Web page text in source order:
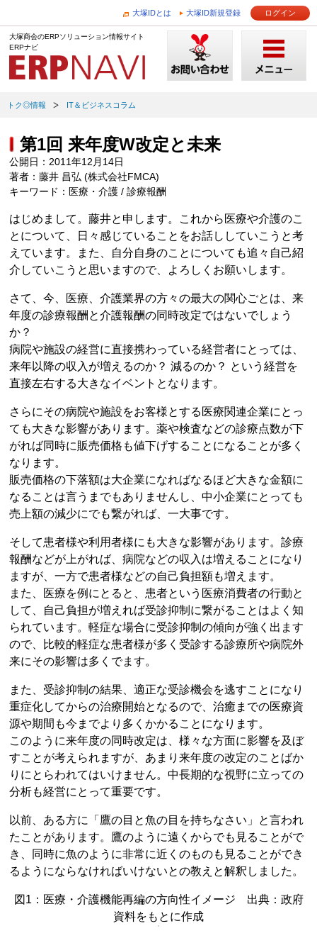
大塚IDとは 大塚ID新規登録 ログイン
大塚商会のERPソリューション情報サイト
ERPナビ
トク◎情報 IT＆ビジネスコラム
第1回 来年度W改定と未来
公開日：2011年12月14日
著者：藤井 昌弘 (株式会社FMCA)
キーワード：医療・介護 / 診療報酬
はじめまして。藤井と申します。これから医療や介護のこ
とについて、日々感じていることをお話ししていこうと考
えています。また、自分自身のことについても追々自己紹
介していこうと思いますので、よろしくお願いします。
さて、今、医療、介護業界の方々の最大の関心ごとは、来
年度の診療報酬と介護報酬の同時改定ではないでしょう
か？
病院や施設の経営に直接携わっている経営者にとっては、
来年以降の収入が増えるのか？ 減るのか？ という経営を
直接左右する大きなイベントとなります。
さらにその病院や施設をお客様とする医療関連企業にとっ
ても大きな影響があります。薬や検査などの診療点数が下
がれば同時に販売価格も値下げすることになることが多く
なります。
販売価格の下落額は大企業になればなるほど大きな金額に
なることは言うまでもありませんし、中小企業にとっても
売上額の減少にでも繋がれば、一大事です。
そして患者様や利用者様にも大きな影響があります。診療
報酬などが上がれば、病院などの収入は増えることになり
ますが、一方で患者様などの自己負担額も増えます。
また、医療を例にとると、患者という医療消費者の行動と
して、自己負担が増えれば受診抑制に繋がることはよく知
られています。軽症な場合に受診抑制の傾向が強く出ます
ので、比較的軽症な患者様が多く受診する診療所や病院外
来にその影響は多くでます。
また、受診抑制の結果、適正な受診機会を逃すことになり
重症化してからの治療開始となるので、治癒までの医療資
源や期間も今までより多くかかることになります。
このように来年度の同時改定は、様々な方面に影響を及ぼ
すことが考えられますが、あまり来年度の改定のことばか
りにとらわれてはいけません。中長期的な視野に立っての
分析も経営にとって重要です。
以前、ある方に「鷹の目と魚の目を持ちなさい」と言われ
たことがあります。鷹のように遠くからでも見ることがで
き、同時に魚のように非常に近くのものも見ることができ
るようにならなければいけないとの教えと解釈しました。
図1：医療・介護機能再編の方向性イメージ 出典：政府
資料をもとに作成